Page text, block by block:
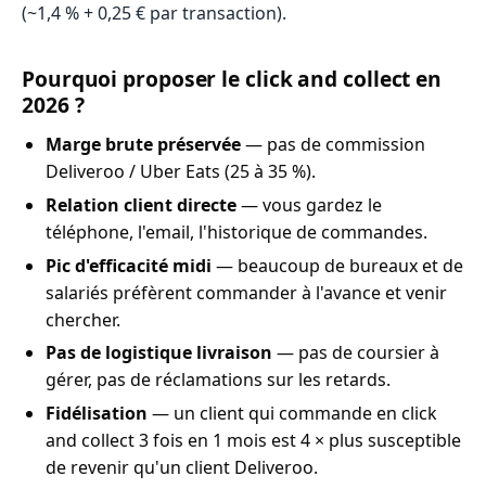
(~1,4 % + 0,25 € par transaction).
Pourquoi proposer le click and collect en
2026 ?
Marge brute préservée— pas de commission
Deliveroo / Uber Eats (25 à 35 %).
Relation client directe— vous gardez le
téléphone, l'email, l'historique de commandes.
Pic d'efficacité midi — beaucoup de bureaux et de
salariés préfèrent commander à l'avance et venir
chercher.
Pas de logistique livraison — pas de coursier à
gérer, pas de réclamations sur les retards.
Fidélisation — un client qui commande en click
and collect 3 fois en 1 mois est 4 × plus susceptible
de revenir qu'un client Deliveroo.